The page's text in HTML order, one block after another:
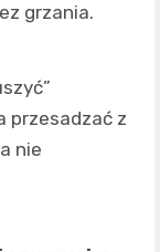
grzania.
przesadzać z
nie